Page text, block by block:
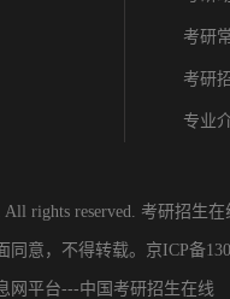
考研
考研
专业
All rights reserved. 考研招生在
意，不得转载。 京ICP备
网 平台---中国考研招生在线